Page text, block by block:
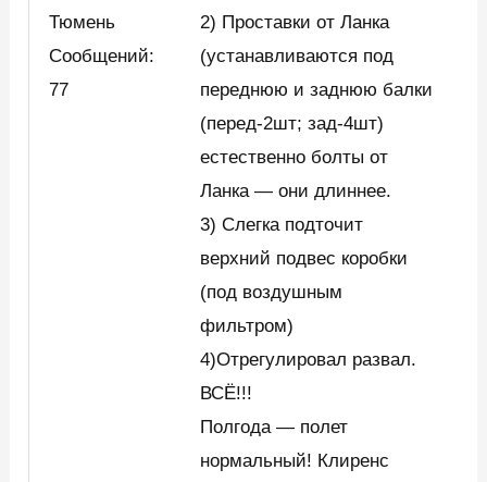
Тюмень
Сообщений:
77
2) Проставки от Ланка
(устанавливаются под
переднюю и заднюю балки
(перед-2шт; зад-4шт)
естественно болты от
Ланка — они длиннее.
3) Слегка подточит
верхний подвес коробки
(под воздушным
фильтром)
4)Отрегулировал развал.
ВСЁ!!!
Полгода — полет
нормальный! Клиренс